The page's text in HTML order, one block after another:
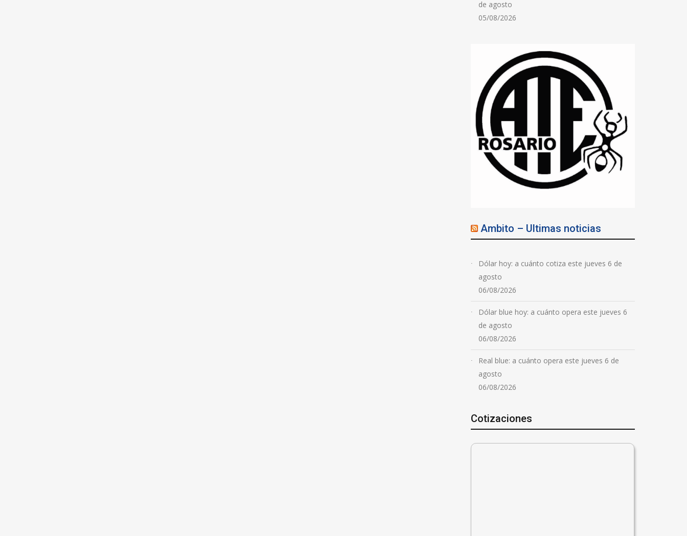
de agosto
05/08/2026
Ambito – Ultimas noticias
Dólar hoy: a cuánto cotiza este jueves 6 de
agosto
06/08/2026
Dólar blue hoy: a cuánto opera este jueves 6
de agosto
06/08/2026
Real blue: a cuánto opera este jueves 6 de
agosto
06/08/2026
Cotizaciones